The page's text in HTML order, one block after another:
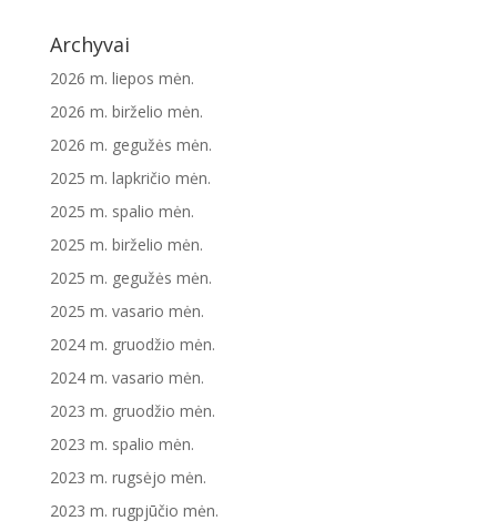
Archyvai
2026 m. liepos mėn.
2026 m. birželio mėn.
2026 m. gegužės mėn.
2025 m. lapkričio mėn.
2025 m. spalio mėn.
2025 m. birželio mėn.
2025 m. gegužės mėn.
2025 m. vasario mėn.
2024 m. gruodžio mėn.
2024 m. vasario mėn.
2023 m. gruodžio mėn.
2023 m. spalio mėn.
2023 m. rugsėjo mėn.
2023 m. rugpjūčio mėn.